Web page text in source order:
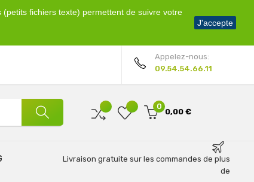
fichiers texte) permettent de suivre votre
J'accepte
Bienvenue !
Mon compte
Appelez-nous:
09.54.54.66.11
0
0,00 €
Livraison gratuite sur les commandes de plus
de